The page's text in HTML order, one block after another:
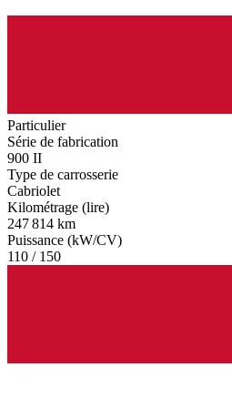
Particulier
Série de fabrication
900 II
Type de carrosserie
Cabriolet
Kilométrage (lire)
247 814 km
Puissance (kW/CV)
110 / 150